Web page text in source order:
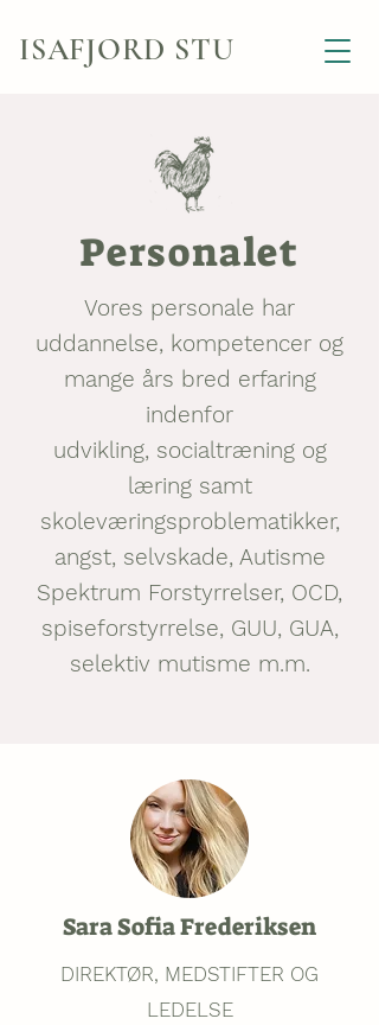
ISAFJORD STU
Personalet
Vores personale har
uddannelse, kompetencer og
mange års bred erfaring
indenfor
udvikling, socialtræning og
læring samt
skoleværingsproblematikker,
angst, selvskade, Autisme
Spektrum Forstyrrelser, OCD,
spiseforstyrrelse, GUU, GUA,
selektiv mutisme m.m.
Sara Sofia Frederiksen
DIREKTØR, MEDSTIFTER OG
LEDELSE